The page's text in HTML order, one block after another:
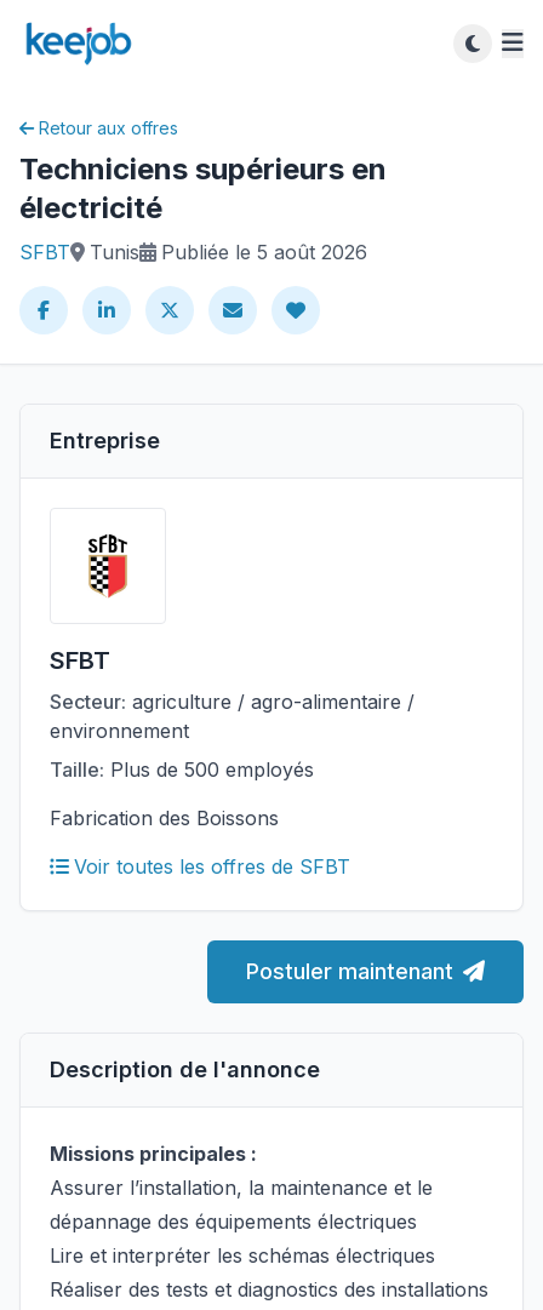
Retour aux offres
Techniciens supérieurs en
électricité
SFBT Tunis Publiée le 5 août 2026
Entreprise
SFBT
Secteur: agriculture / agro-alimentaire /
environnement
Taille: Plus de 500 employés
Fabrication des Boissons
Voir toutes les offres de SFBT
Postuler maintenant
Description de l'annonce
Missions principales :
Assurer l’installation, la maintenance et le
dépannage des équipements électriques
Lire et interpréter les schémas électriques
Réaliser des tests et diagnostics des installations